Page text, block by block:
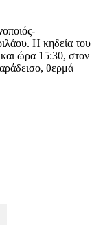
Η κηδεία του
ώρα 15:30, στον
θερμά